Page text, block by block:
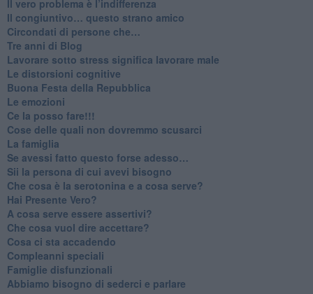
​Il vero problema è l’indifferenza
​Il congiuntivo… questo strano amico
​Circondati di persone che…
​Tre anni di Blog
​Lavorare sotto stress significa lavorare male
​Le distorsioni cognitive
​Buona Festa della Repubblica
Le emozioni
​Ce la posso fare!!!
​Cose delle quali non dovremmo scusarci
​La famiglia
​Se avessi fatto questo forse adesso…
​Sii la persona di cui avevi bisogno
Che cosa è la serotonina e a cosa serve?
​Hai Presente Vero?
A cosa serve essere assertivi?
​Che cosa vuol dire accettare?
​Cosa ci sta accadendo
​Compleanni speciali
​Famiglie disfunzionali
​Abbiamo bisogno di sederci e parlare